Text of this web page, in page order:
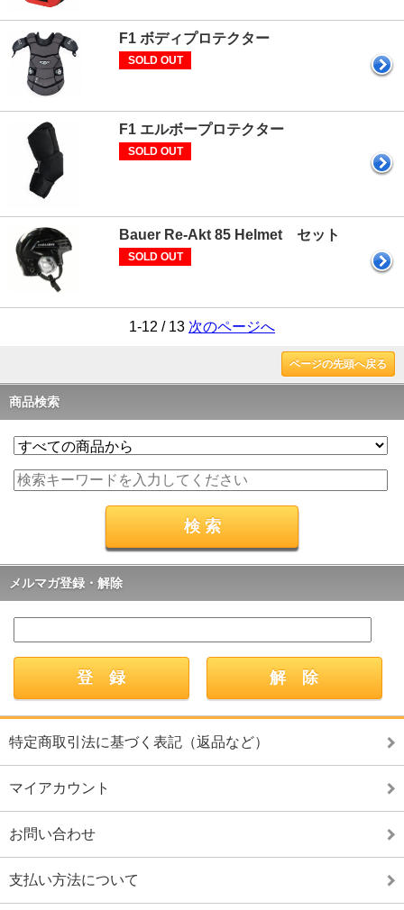
F1 ボディプロテクター
SOLD OUT
F1 エルボープロテクター
SOLD OUT
Bauer Re-Akt 85 Helmet セット
SOLD OUT
1-12 / 13 次のページへ
ページの先頭へ戻る
商品検索
メルマガ登録・解除
特定商取引法に基づく表記（返品など）
マイアカウント
お問い合わせ
支払い方法について